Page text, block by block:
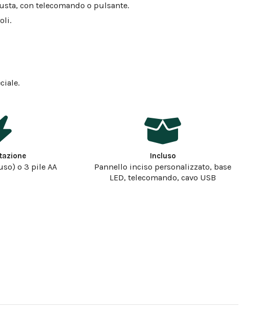
con telecomando o pulsante.
o 3 pile AA
Incluso
Pannello inciso personalizzato, base
LED, telecomando, cavo USB